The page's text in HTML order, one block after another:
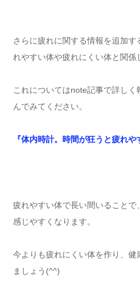
さらに疲れに関する情報を追加
れやすい体や疲れにくい体と関係
これについてはnote記事で詳し
んでみてください。
『体内時計。時間が狂うと疲れや
疲れやすい体で長い間いること
感じやすくなります。
今よりも疲れにくい体を作り、健
ましょう(^^)